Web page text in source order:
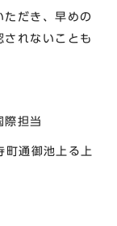
だき、早めの
されないことも
担当
通御池上る上